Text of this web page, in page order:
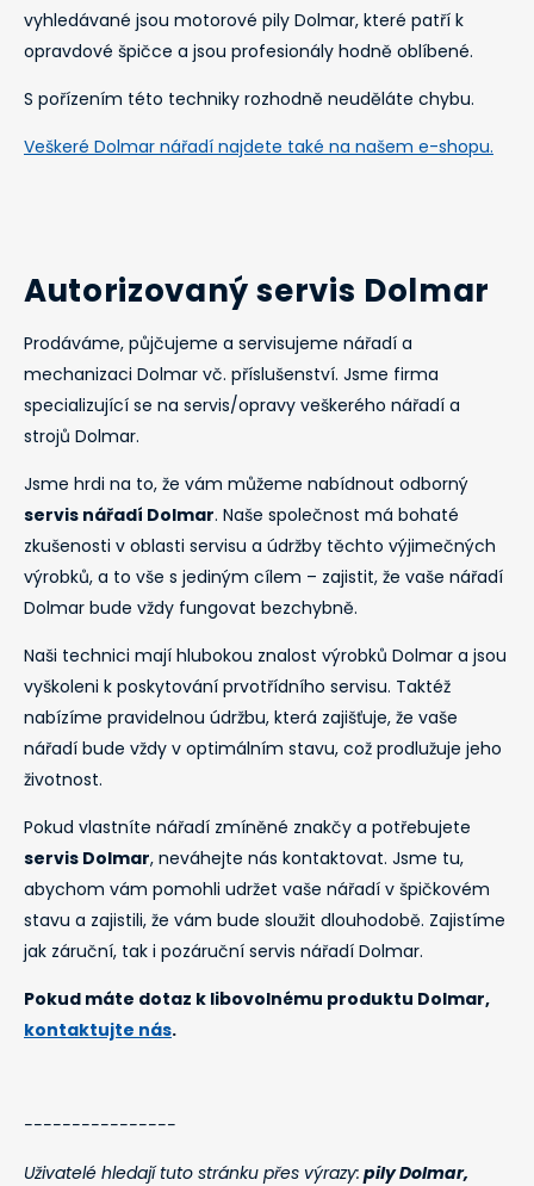
vyhledávané jsou motorové pily Dolmar, které patří k
opravdové špičce a jsou profesionály hodně oblíbené.
S pořízením této techniky rozhodně neuděláte chybu.
Veškeré Dolmar nářadí najdete také na našem e-shopu.
Autorizovaný servis Dolmar
Prodáváme, půjčujeme a servisujeme nářadí a
mechanizaci Dolmar vč. příslušenství. Jsme firma
specializující se na servis/opravy veškerého nářadí a
strojů Dolmar.
Jsme hrdi na to, že vám můžeme nabídnout odborný
servis nářadí Dolmar. Naše společnost má bohaté
zkušenosti v oblasti servisu a údržby těchto výjimečných
výrobků, a to vše s jediným cílem – zajistit, že vaše nářadí
Dolmar bude vždy fungovat bezchybně.
Naši technici mají hlubokou znalost výrobků Dolmar a jsou
vyškoleni k poskytování prvotřídního servisu. Taktéž
nabízíme pravidelnou údržbu, která zajišťuje, že vaše
nářadí bude vždy v optimálním stavu, což prodlužuje jeho
životnost.
Pokud vlastníte nářadí zmíněné znakčy a potřebujete
servis Dolmar, neváhejte nás kontaktovat. Jsme tu,
abychom vám pomohli udržet vaše nářadí v špičkovém
stavu a zajistili, že vám bude sloužit dlouhodobě. Zajistíme
jak záruční, tak i pozáruční servis nářadí Dolmar.
Pokud máte dotaz k libovolnému produktu Dolmar,
kontaktujte nás.
----------------
Uživatelé hledají tuto stránku přes výrazy: pily Dolmar,